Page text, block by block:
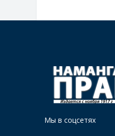
Мы в соцсетях